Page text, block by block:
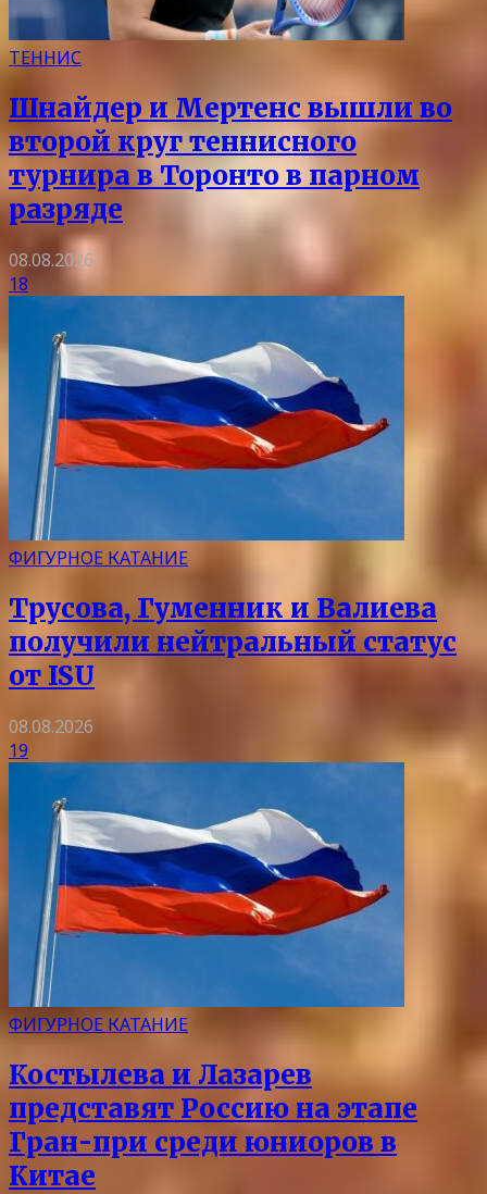
ТЕННИС
Шнайдер и Мертенс вышли во
второй круг теннисного
турнира в Торонто в парном
разряде
08.08.2026
18
ФИГУРНОЕ КАТАНИЕ
Трусова, Гуменник и Валиева
получили нейтральный статус
от ISU
08.08.2026
19
ФИГУРНОЕ КАТАНИЕ
Костылева и Лазарев
представят Россию на этапе
Гран-при среди юниоров в
Китае